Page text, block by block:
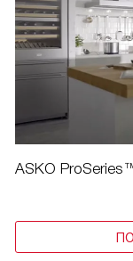
ASKO